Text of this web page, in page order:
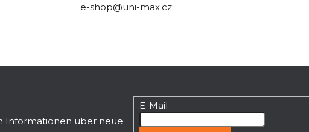
e-shop@uni-max.cz
Informationen über neue
E-Mail